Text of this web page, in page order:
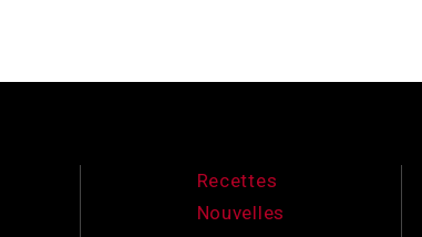
Recettes
Nouvelles